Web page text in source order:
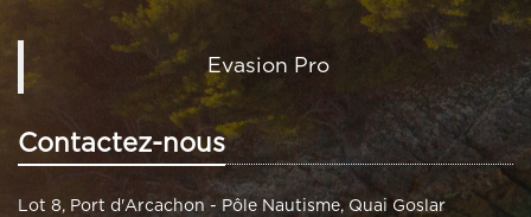
Evasion Pro
Contactez-nous
Lot 8, Port d'Arcachon - Pôle Nautisme, Quai Goslar